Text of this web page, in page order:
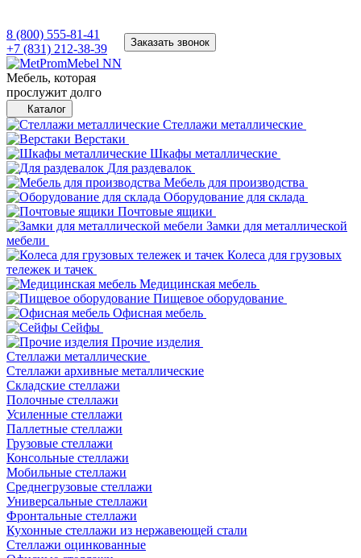
8 (800) 555-81-41
+7 (831) 212-38-39
Заказать звонок
Мебель, которая
прослужит долго
Каталог
Стеллажи металлические
Верстаки
Шкафы металлические
Для раздевалок
Мебель для производства
Оборудование для склада
Почтовые ящики
Замки для металлической
мебели
Колеса для грузовых
тележек и тачек
Медицинская мебель
Пищевое оборудование
Офисная мебель
Сейфы
Прочие изделия
Стеллажи металлические
Cтеллажи архивные металлические
Складские стеллажи
Полочные стеллажи
Усиленные стеллажи
Паллетные стеллажи
Грузовые стеллажи
Консольные стеллажи
Мобильные стеллажи
Среднегрузовые стеллажи
Универсальные стеллажи
Фронтальные стеллажи
Кухонные стеллажи из нержавеющей стали
Стеллажи оцинкованные